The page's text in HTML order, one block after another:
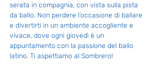
serata in compagnia, con vista sulla pista
da ballo. Non perdere l’occasione di ballare
e divertirti in un ambiente accogliente e
vivace, dove ogni giovedì è un
appuntamento con la passione del ballo
latino. Ti aspettiamo al Sombrero!